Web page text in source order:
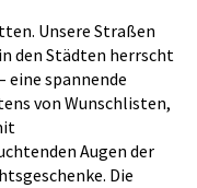
Unsere Straßen
den Städten herrscht
eine spannende
von Wunschlisten,
Augen der
Die